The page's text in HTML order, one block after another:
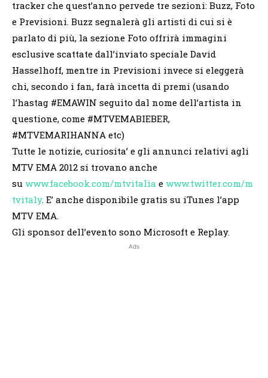
tracker che quest’anno pervede tre sezioni: Buzz, Foto
e Previsioni. Buzz segnalerà gli artisti di cui si è
parlato di più, la sezione Foto offrirà immagini
esclusive scattate dall’inviato speciale David
Hasselhoff, mentre in Previsioni invece si eleggerà
chi, secondo i fan, farà incetta di premi (usando
l’hastag #EMAWIN seguito dal nome dell’artista in
questione, come #MTVEMABIEBER,
#MTVEMARIHANNA etc)
Tutte le notizie, curiosita’ e gli annunci relativi agli
MTV EMA 2012 si trovano anche
su www.facebook.com/mtvitalia e www.twitter.com/m
tvitaly. E’ anche disponibile gratis su iTunes l’app
MTV EMA.
Gli sponsor dell’evento sono Microsoft e Replay.
Ads